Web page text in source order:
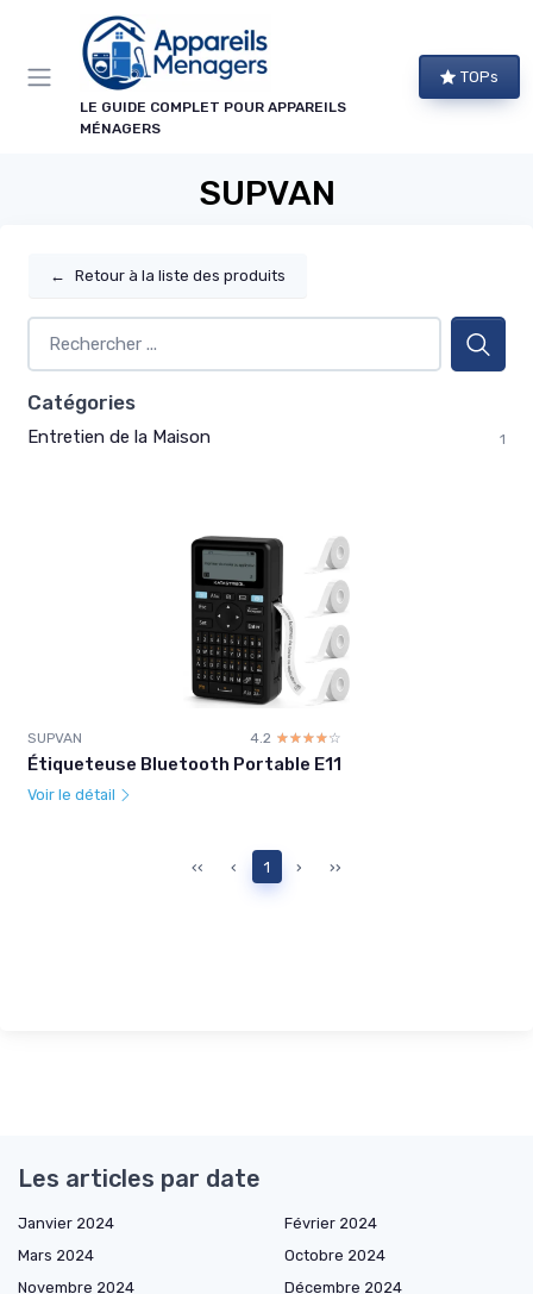
LE GUIDE COMPLET POUR APPAREILS
MÉNAGERS
TOPs
SUPVAN
← Retour à la liste des produits
Catégories
Entretien de la Maison 1
SUPVAN 4.2 ☆☆☆☆☆
★★★★★
Étiqueteuse Bluetooth Portable E11
Voir le détail
‹‹ ‹ 1 › ››
Les articles par date
Janvier 2024
Février 2024
Mars 2024
Octobre 2024
Novembre 2024
Décembre 2024
Panneau de gestion des cookies